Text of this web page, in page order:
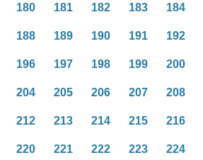
180 181 182 183 184
188 189 190 191 192
196 197 198 199 200
204 205 206 207 208
212 213 214 215 216
220 221 222 223 224